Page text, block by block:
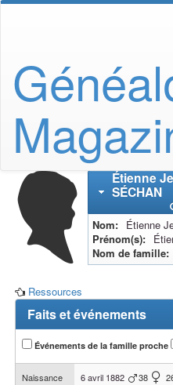
Étienne
SÉCHAN
Nom Étienne
Prénom(s)
Nom de famille
Ressources
Faits et événements
Événements de la famille proche
Naissance 6 avril 1882 38